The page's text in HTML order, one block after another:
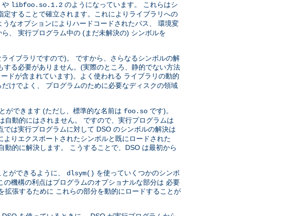
や libfoo.so.1.2 のようになっています。 これらはシ
定することで確立されます。これによりライブラリへの
うなオプションによりハードコードされたパス、 環境変
、 実行プログラム中の (まだ未解決の) シンボルを
イブラリですので)。 ですから、さらなるシンボルの解
る必要がありません。(実際のところ、静的でない方法
ドが含まれています)。よく使われる ライブラリの動的
けでよく、 プログラムのために必要なディスクの領域
ができます (ただし、標準的な名前は foo.so です)。
動的にはされません。 ですので、実行プログラムは
は実行プログラムに対して DSO のシンボルの解決は
りエクスポートされたシンボルと既にロードされた
動的に解決します。 こうすることで、DSO は最初から
ができるように、 dlsym() を使っていくつかのシンボ
機構の利点はプログラムのオプショナルな部分は 必要
張するために これらの部分を動的にロードすることが